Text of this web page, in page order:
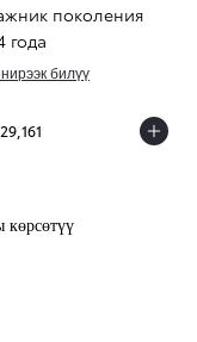
поколения
года
билүү
көрсөтүү